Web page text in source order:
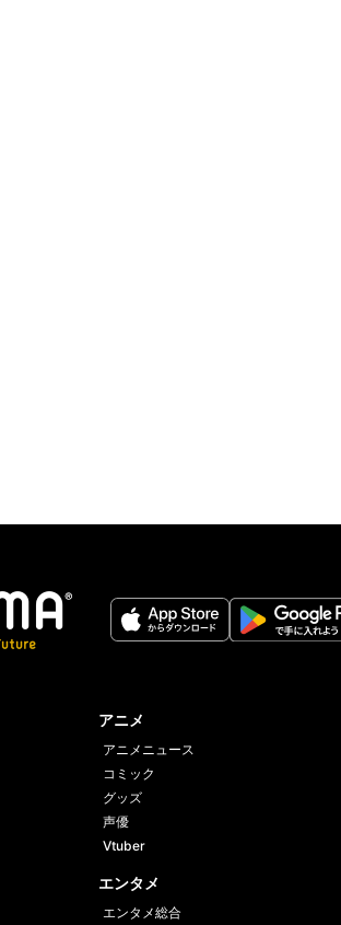
アニメ
アニメニュース
コミック
グッズ
声優
Vtuber
エンタメ
エンタメ総合